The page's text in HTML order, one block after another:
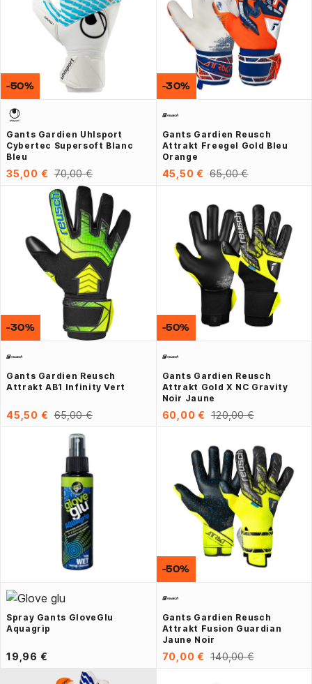
Gants Gardien Uhlsport
Cybertec Supersoft Blanc
Bleu
35,00 € 70,00 €
-50%
Gants Gardien Reusch
Attrakt Freegel Gold Bleu
Orange
45,50 € 65,00 €
-30%
Gants Gardien Reusch
Attrakt AB1 Infinity Vert
45,50 € 65,00 €
-30%
Gants Gardien Reusch
Attrakt Gold X NC Gravity
Noir Jaune
60,00 € 120,00 €
-50%
Spray Gants GloveGlu
Aquagrip
19,96 €
Gants Gardien Reusch
Attrakt Fusion Guardian
Jaune Noir
70,00 € 140,00 €
-50%